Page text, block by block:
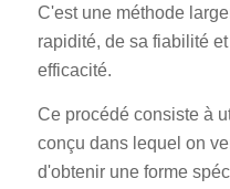
C'est une méthode
rapidité, de sa fiabilité
efficacité.
Ce procédé consiste à
conçu dans lequel on
d'obtenir une forme